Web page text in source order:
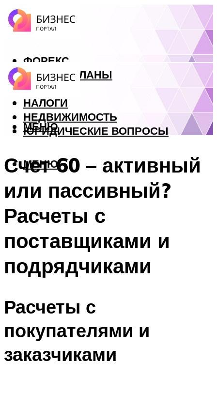
ФОРЕКС
БИЗНЕС ПЛАНЫ
КРЕДИТЫ
НАЛОГИ
НЕДВИЖИМОСТЬ
ЮРИДИЧЕСКИЕ ВОПРОСЫ
МЕНЮ
МЕНЮ
Счет 60 – активный
или пассивный?
Расчеты с
поставщиками и
подрядчиками
Расчеты с
покупателями и
заказчиками